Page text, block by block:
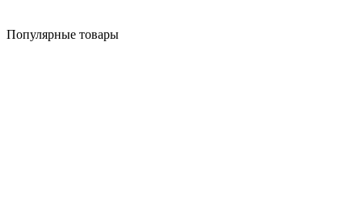
Популярные товары